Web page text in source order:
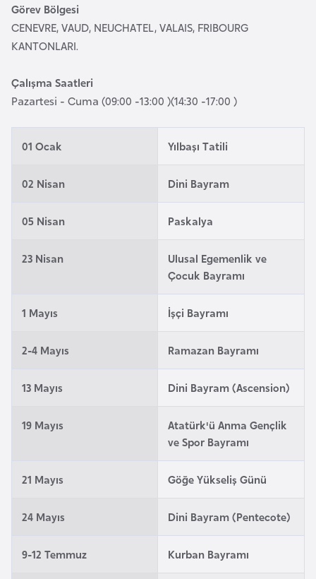
Görev Bölgesi
CENEVRE, VAUD, NEUCHATEL, VALAIS, FRIBOURG
KANTONLARI.
Çalışma Saatleri
Pazartesi - Cuma (09:00 -13:00 )(14:30 -17:00 )
01 Ocak Yılbaşı Tatili
02 Nisan Dini Bayram
05 Nisan Paskalya
23 Nisan
Ulusal Egemenlik ve
Çocuk Bayramı
1 Mayıs İşçi Bayramı
2-4 Mayıs Ramazan Bayramı
13 Mayıs Dini Bayram (Ascension)
19 Mayıs
Atatürk'ü Anma Gençlik
ve Spor Bayramı
21 Mayıs Göğe Yükseliş Günü
24 Mayıs Dini Bayram (Pentecote)
9-12 Temmuz Kurban Bayramı
B
a
g
l
a
d
ş
B
l
u
e
ç
a
e